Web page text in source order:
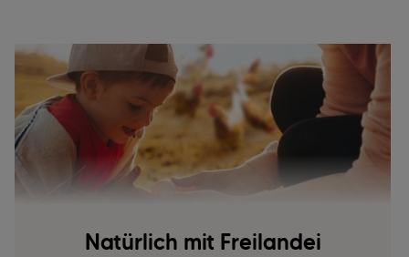
Natürlich mit Freilandei